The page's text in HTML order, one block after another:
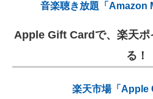
音楽聴き放題「Amazon
Apple Gift Cardで、楽天ポ
る！
楽天市場「Apple